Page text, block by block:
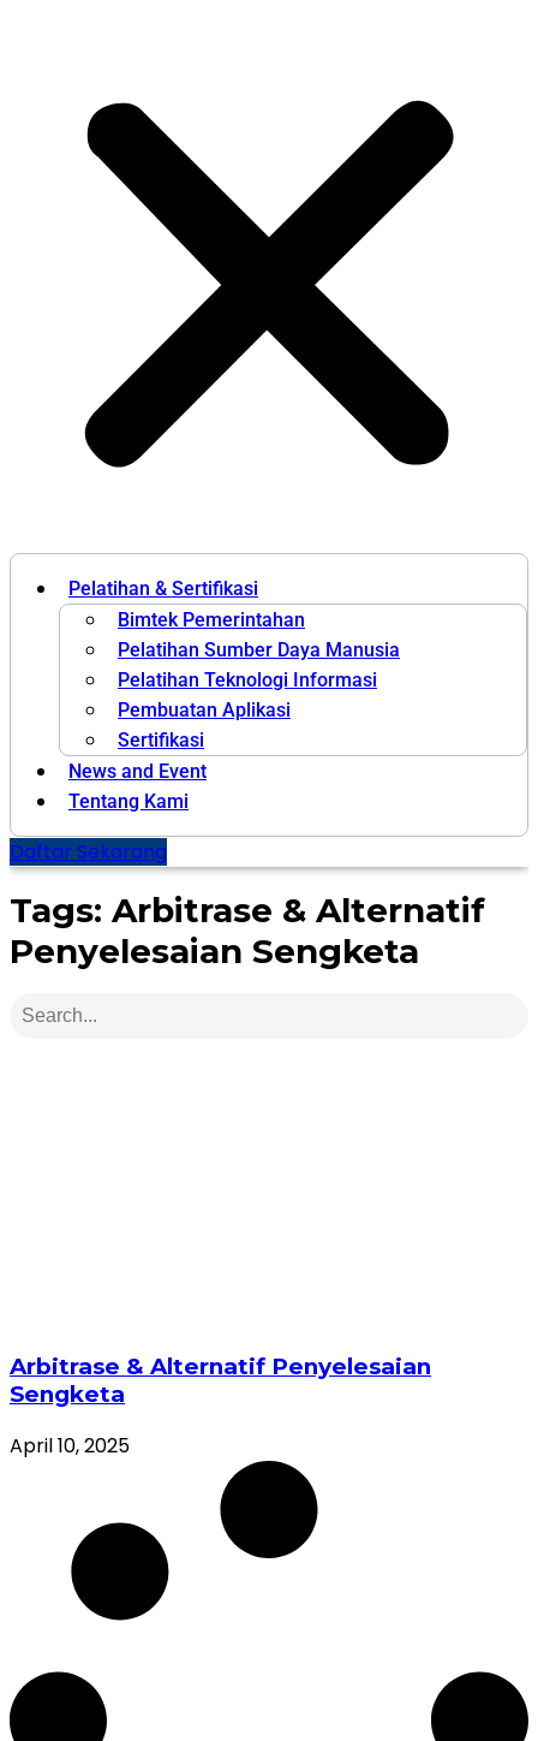
Pelatihan & Sertifikasi
Bimtek Pemerintahan
Pelatihan Sumber Daya Manusia
Pelatihan Teknologi Informasi
Pembuatan Aplikasi
Sertifikasi
News and Event
Tentang Kami
Daftar Sekarang
Tags: Arbitrase & Alternatif
Penyelesaian Sengketa
Arbitrase & Alternatif Penyelesaian
Sengketa
April 10, 2025